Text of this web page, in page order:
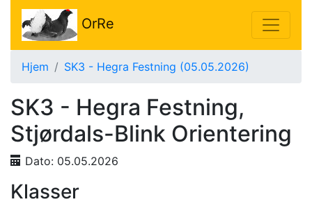
OrRe
Hjem SK3 - Hegra Festning (05.05.2026)
SK3 - Hegra Festning,
Stjørdals-Blink Orientering
Dato: 05.05.2026
Klasser